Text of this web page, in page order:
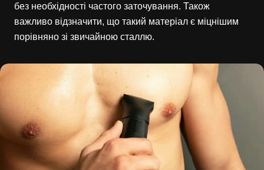
без необхідності частого заточування. Також
важливо відзначити, що такий матеріал є міцнішим
порівняно зі звичайною сталлю.